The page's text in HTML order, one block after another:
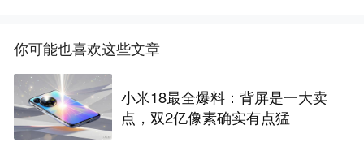
你可能也喜欢这些文章
小米18最全爆料：背屏是一大卖
点，双2亿像素确实有点猛